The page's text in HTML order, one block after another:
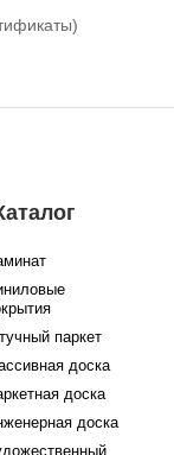
паркет
доска
доска
доска